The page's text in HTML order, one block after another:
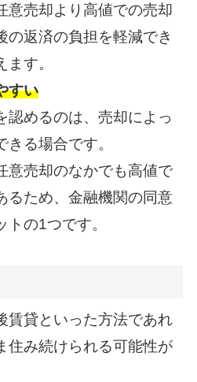
意売却より高値での売却
の返済の負担を軽減でき
す。
すい
認めるのは、売却によっ
る場合です。
意売却のなかでも高値で
るため、金融機関の同意
の1つです。
賃貸といった方法であれ
住み続けられる可能性が